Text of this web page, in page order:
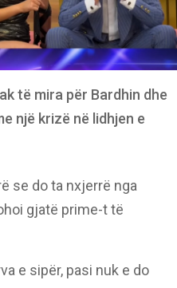
të mira për Bardhin dhe
një krizë në lidhjen e
se do ta nxjerrë nga
gjatë prime-t të
e sipër, pasi nuk e do